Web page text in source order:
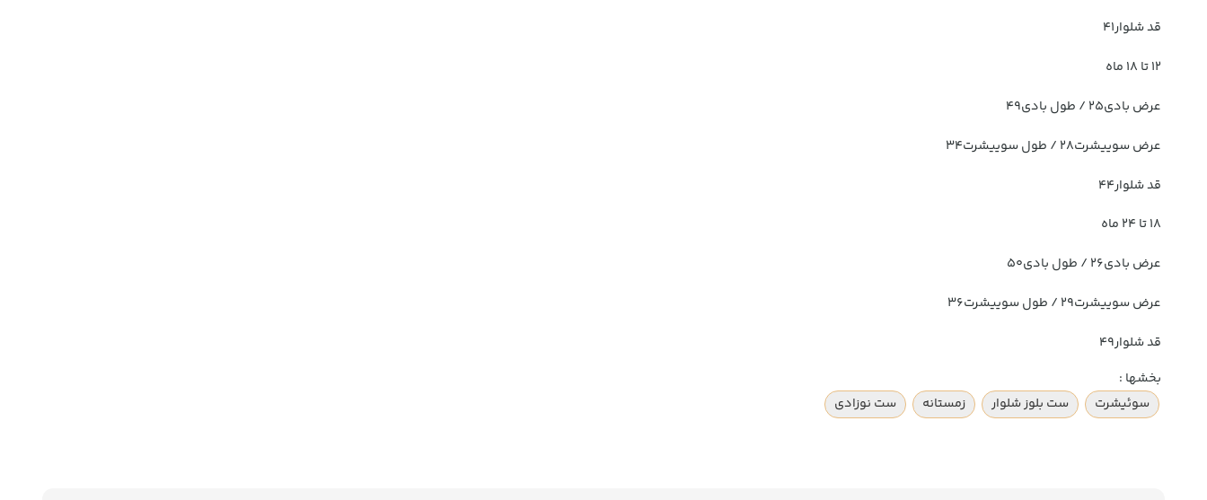
قد شلوار۴۱
۱۲ تا ۱۸ ماه
عرض بادی۲۵ / طول بادی۴۹
عرض سوییشرت۲۸ / طول سوییشرت۳۴
قد شلوار۴۴
۱۸ تا ۲۴ ماه
عرض بادی۲۶ / طول بادی۵۰
عرض سوییشرت۲۹ / طول سوییشرت۳۶
قد شلوار۴۹
بخشها :
سوئیشرت
ست بلوز شلوار زمستانه ست نوزادی